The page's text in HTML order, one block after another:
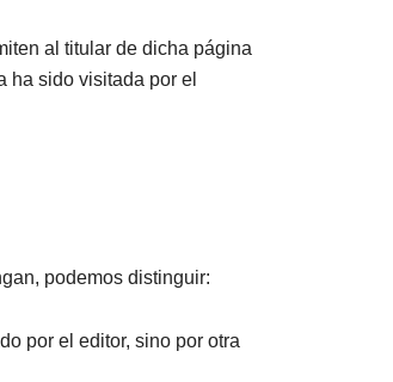
al titular de dicha página
ha sido visitada por el
podemos distinguir:
por el editor, sino por otra